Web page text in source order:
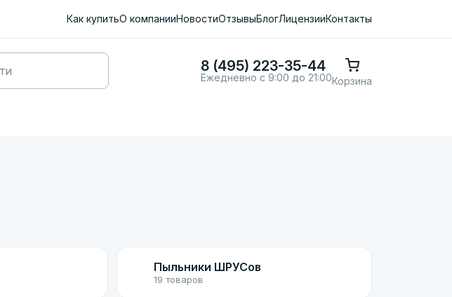
Как купитьО компанииНовостиОтзывыБлогЛицензииКонтакты
8 (495) 223-35-44
Ежедневно с 9:00 до 21:00Корзина
Пыльники ШРУСов
19 товаров